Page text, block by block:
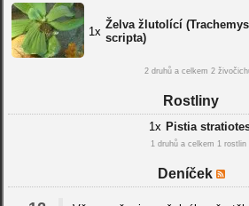
1x
Želva žlutolící
scripta)
2 druhů a celkem 2
Rostliny
1x Pistia
1 druhů a celkem 1 rostlin
Deníček